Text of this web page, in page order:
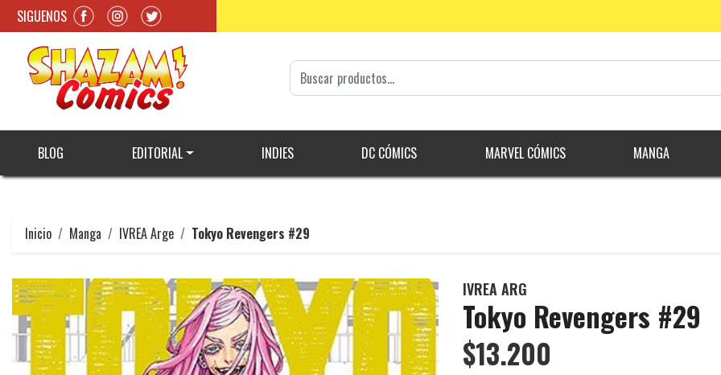
SIGUENOS
BLOG EDITORIAL INDIES DC CÓMICS MARVEL CÓMICS MANGA
Inicio Manga IVREA Arge Tokyo Revengers #29
IVREA ARG
Tokyo Revengers #29
$13.200